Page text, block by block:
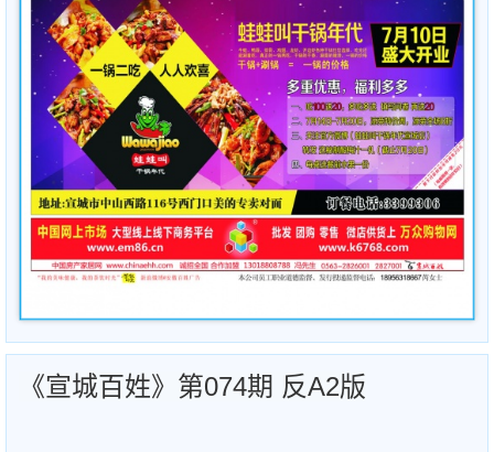
《宣城百姓》第074期 反A2版